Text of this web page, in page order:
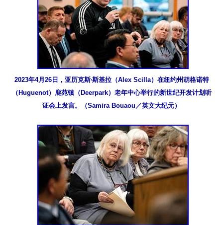
2023年4月26日，亚历克斯‧斯基拉（Alex Scilla）在纽约州胡格诺特
（Huguenot）鹿苑镇（Deerpark）老年中心举行的新世纪开发计划听
证会上发言。（Samira Bouaou／英文大纪元）